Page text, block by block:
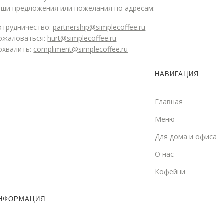
предложения или пожелания по адресам:
partnership@simplecoffee.ru
hurt@simplecoffee.ru
compliment@simplecoffee.ru
НАВИГАЦИЯ
Главная
Меню
Для дома и офиса
О нас
Кофейни